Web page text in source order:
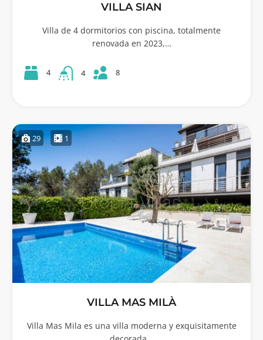
VILLA SIAN
Villa de 4 dormitorios con piscina, totalmente
renovada en 2023,…
4 4 8
29 1
VILLA MAS MILÀ
Villa Mas Mila es una villa moderna y exquisitamente